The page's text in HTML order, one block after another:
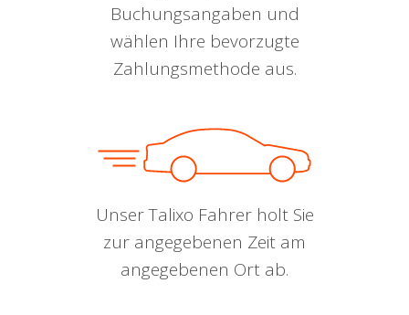
Buchungsangaben und
wählen Ihre bevorzugte
Zahlungsmethode aus.
Unser Talixo Fahrer holt Sie
zur angegebenen Zeit am
angegebenen Ort ab.